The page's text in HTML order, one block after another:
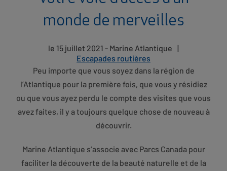
monde de merveilles
le 15 juillet 2021 - Marine Atlantique |
Escapades routières
Peu importe que vous soyez dans la région de
l’Atlantique pour la première fois, que vous y résidiez
ou que vous ayez perdu le compte des visites que vous
avez faites, il y a toujours quelque chose de nouveau à
découvrir.
Marine Atlantique s’associe avec Parcs Canada pour
faciliter la découverte de la beauté naturelle et de la